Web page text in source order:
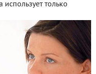
только